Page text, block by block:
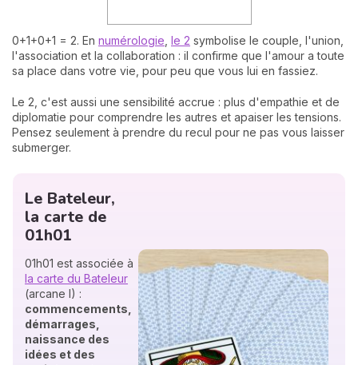
0+1+0+1 = 2. En numérologie le 2 symbolise le couple, l'union,
l'association et la collaboration : il confirme que l'amour a toute
sa place dans votre vie, pour peu que vous lui en fassiez.
Le 2, c'est aussi une sensibilité accrue : plus d'empathie et de
diplomatie pour comprendre les autres et apaiser les tensions.
Pensez seulement à prendre du recul pour ne pas vous laisser
submerger.
Le Bateleur,
la carte de
01h01
01h01 est associée à
la carte du Bateleur
(arcane I) :
commencements,
démarrages,
naissance des
idées et des